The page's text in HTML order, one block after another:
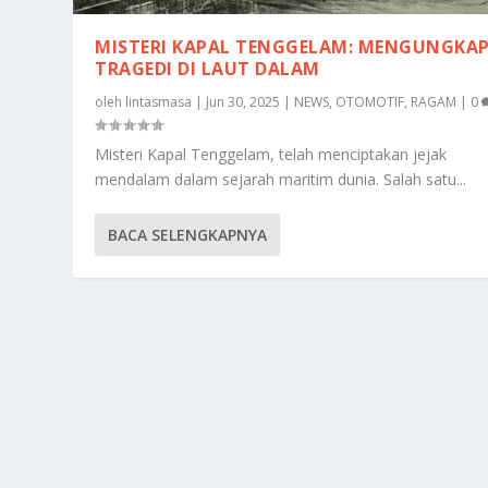
MISTERI KAPAL TENGGELAM:
TRAGEDI DI LAUT DALAM
oleh lintasmasa | Jun 30, 2025 | NEWS, OTOMOTIF, RAGAM | 0
Misteri Kapal Tenggelam, telah menciptakan jejak
mendalam dalam sejarah maritim dunia. Salah satu...
BACA SELENGKAPNYA